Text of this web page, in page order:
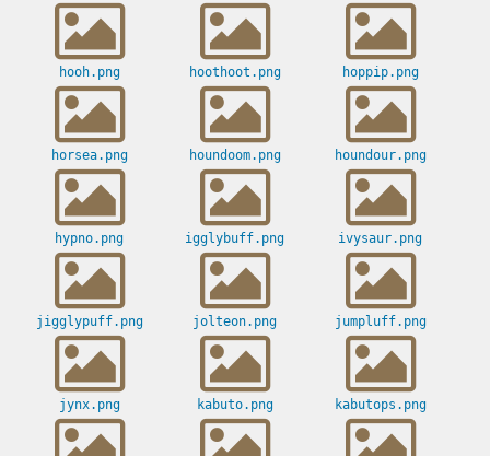
hooh.png hoothoot.png hoppip.png
horsea.png houndoom.png houndour.png
hypno.png igglybuff.png ivysaur.png
jigglypuff.png jolteon.png jumpluff.png
jynx.png kabuto.png kabutops.png